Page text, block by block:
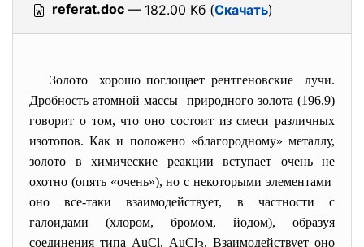
referat.doc — 182.00 Кб (Скачать)
Золото хорошо поглощает рентгеновские лучи.
Дробность атомной массы природного золота (196,9)
говорит о том, что оно состоит из смеси различных
изотопов. Как и положено «благородному» металлу,
золото в химические реакции вступает очень не
охотно (опять «очень»), но с некоторыми элементами
оно все-таки взаимодействует, в частности с
галоидами (хлором, бромом, йодом), образуя
соединения типа AuCl, AuCl . Взаимодействует оно